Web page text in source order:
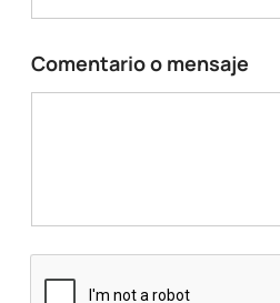
Comentario o mensaje